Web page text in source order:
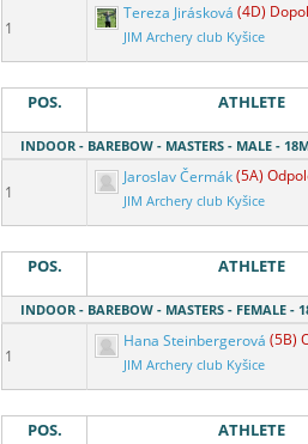
1
Tereza Jirásková (4D)
JIM Archery club Kyšice
POS. ATHLETE
INDOOR - BAREBOW - MASTERS - MALE -
1
Jaroslav Čermák(5A)
JIM Archery club Kyšice
POS. ATHLETE
INDOOR - BAREBOW - MASTERS - FEMALE -
1
Hana Steinbergerová (5B)
JIM Archery club Kyšice
POS. ATHLETE